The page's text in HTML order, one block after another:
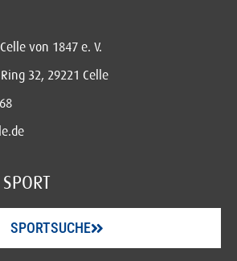
von 1847 e. V.
32, 29221 Celle
SPORTSUCHE